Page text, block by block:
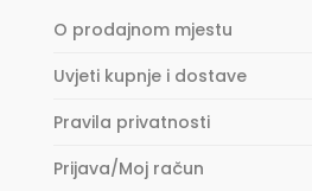
O prodajnom mjestu
Uvjeti kupnje i dostave
Pravila privatnosti
Prijava/Moj račun